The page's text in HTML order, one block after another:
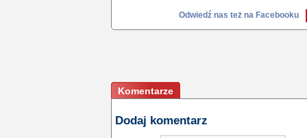
Odwiedź nas też na Facebooku
Komentarze
Dodaj komentarz